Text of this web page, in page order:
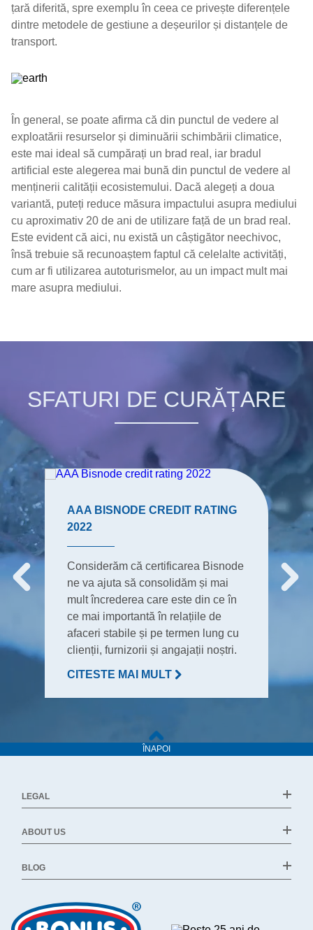
țară diferită, spre exemplu în ceea ce privește diferențele
dintre metodele de gestiune a deșeurilor și distanțele de
transport.
În general, se poate afirma că din punctul de vedere al
exploatării resurselor și diminuării schimbării climatice,
este mai ideal să cumpărați un brad real, iar bradul
artificial este alegerea mai bună din punctul de vedere al
menținerii calității ecosistemului. Dacă alegeți a doua
variantă, puteți reduce măsura impactului asupra mediului
cu aproximativ 20 de ani de utilizare față de un brad real.
Este evident că aici, nu există un câștigător neechivoc,
însă trebuie să recunoaștem faptul că celelalte activități,
cum ar fi utilizarea autoturismelor, au un impact mult mai
mare asupra mediului.
SFATURI DE CURĂȚARE
AAA BISNODE CREDIT RATING
2022
Considerăm că certificarea Bisnode
ne va ajuta să consolidăm și mai
mult încrederea care este din ce în
ce mai importantă în relațiile de
afaceri stabile și pe termen lung cu
clienții, furnizorii și angajații noștri.
CITESTE MAI MULT
ÎNAPOI
LEGAL
ABOUT US
BLOG